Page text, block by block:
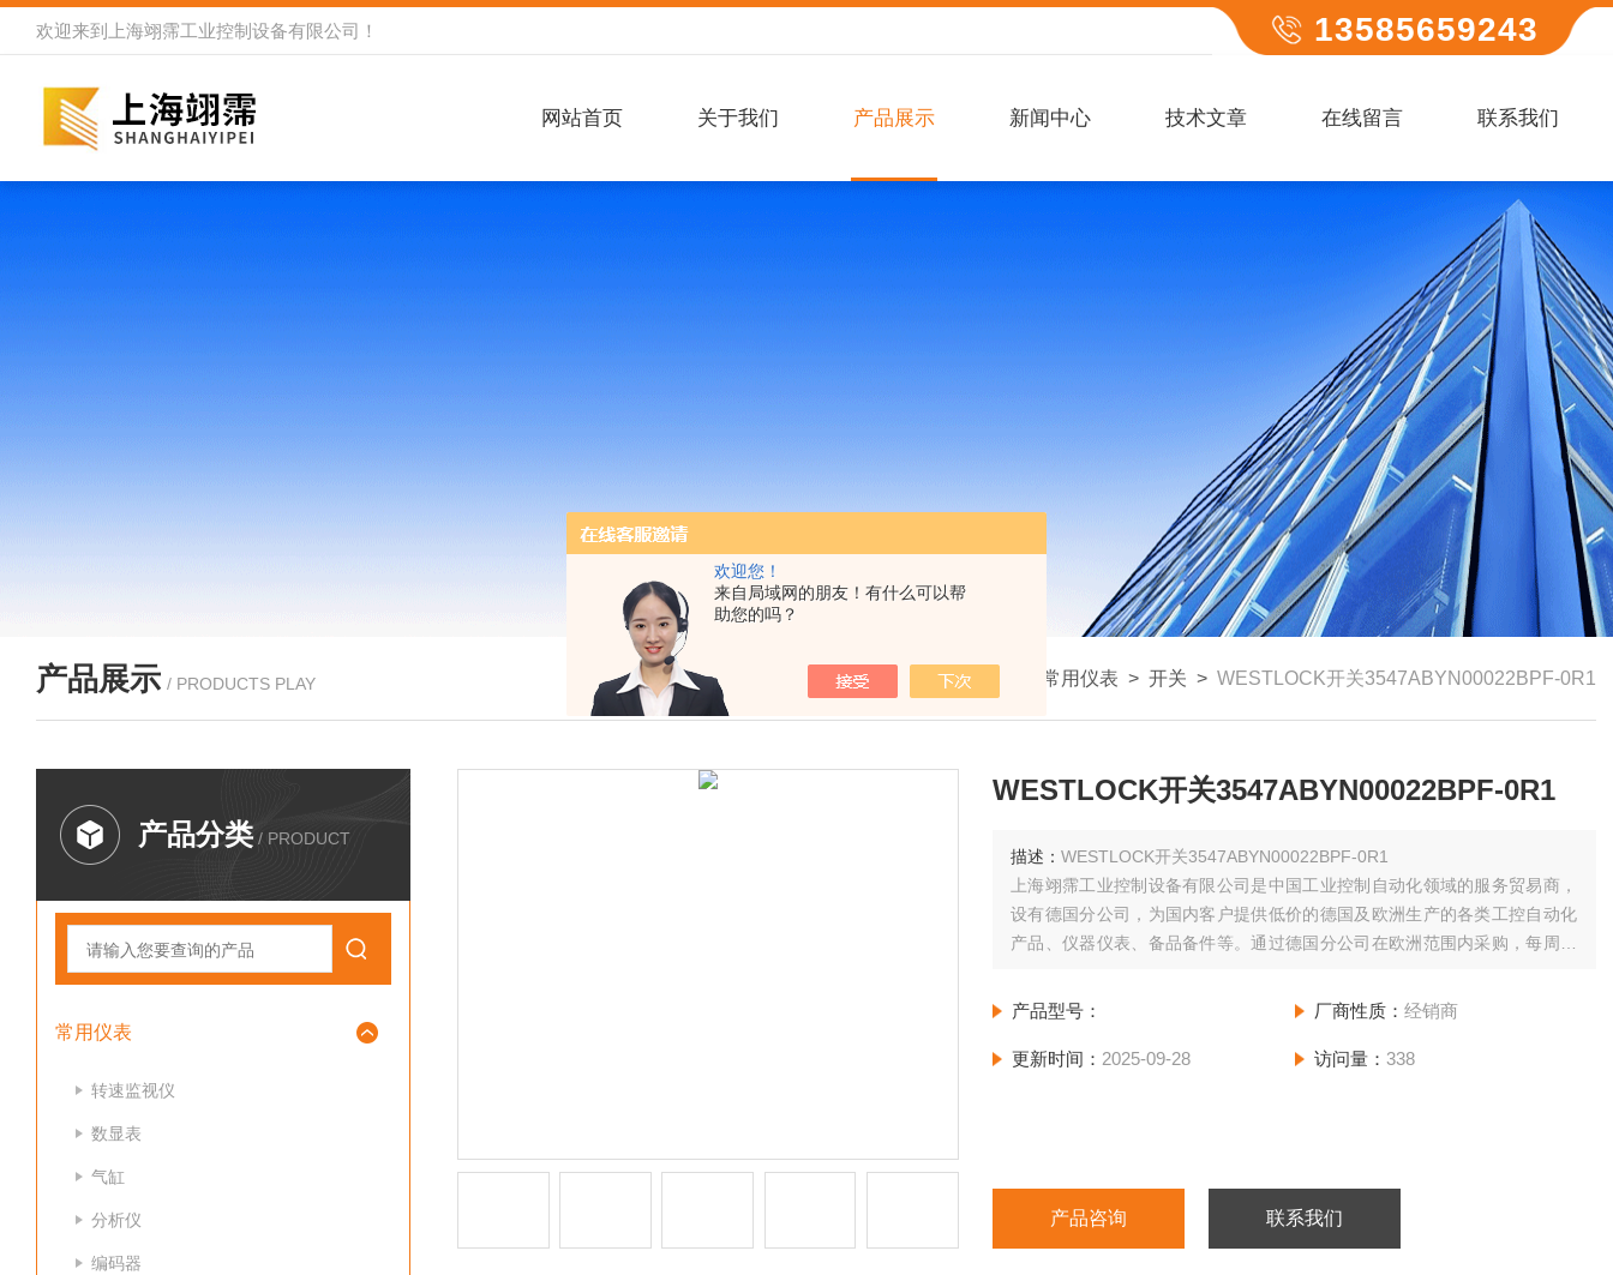
欢迎您！
来自局域网的朋友！有什么可以帮
助您的吗？
欢迎来到 上海翊霈工业控制设备有限公司 ！ 13585659243
网站首页 关于我们 产品展示 新闻中心 技术文章 在线留言 联系我们
产品展示 / PRODUCTS PLAY 我的位置：首页 产品展示 常用仪表 > 开关 > WESTLOCK开关3547ABYN00022BPF-0R1
产品分类 / PRODUCT
常用仪表
转速监视仪
数显表
气缸
分析仪
编码器
WESTLOCK开关3547ABYN00022BPF-0R1
描述：WESTLOCK开关3547ABYN00022BPF-0R1
上海翊霈工业控制设备有限公司是中国工业控制自动化领域的服务贸易商，
设有德国分公司，为国内客户提供低价的德国及欧洲生产的各类工控自动化
产品、仪器仪表、备品备件等。通过德国分公司在欧洲范围内采购，每周日
每周至少空运发货一次，为您缩短货期。
产品型号： 厂商性质： 经销商
更新时间： 2025-09-28 访问量： 338
产品咨询 联系我们